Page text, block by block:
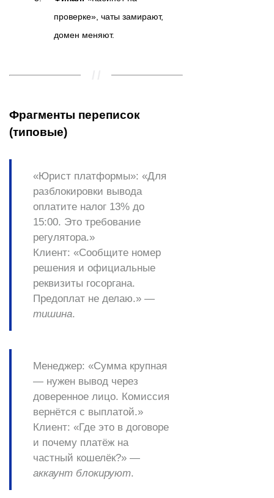
проверке», чаты замирают,
домен меняют.
Фрагменты переписок
(типовые)
«Юрист платформы»: «Для
разблокировки вывода
оплатите налог 13% до
15:00. Это требование
регулятора.»
Клиент: «Сообщите номер
решения и официальные
реквизиты госоргана.
Предоплат не делаю.» —
тишина.
Менеджер: «Сумма крупная
— нужен вывод через
доверенное лицо. Комиссия
вернётся с выплатой.»
Клиент: «Где это в договоре
и почему платёж на
частный кошелёк?» —
аккаунт блокируют.